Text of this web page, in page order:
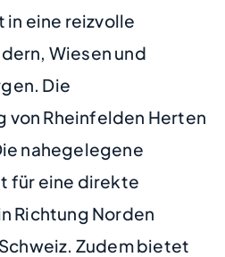
eine reizvolle
Wiesen und
Die
von Rheinfelden Herten
nahegelegene
für eine direkte
Richtung Norden
Zudem bietet